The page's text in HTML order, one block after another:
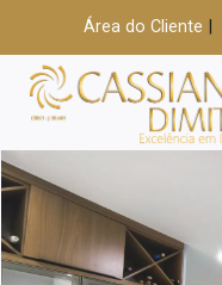
Área do Cliente